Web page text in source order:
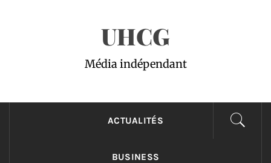
UHCG
Média indépendant
ACTUALITÉS
BUSINESS